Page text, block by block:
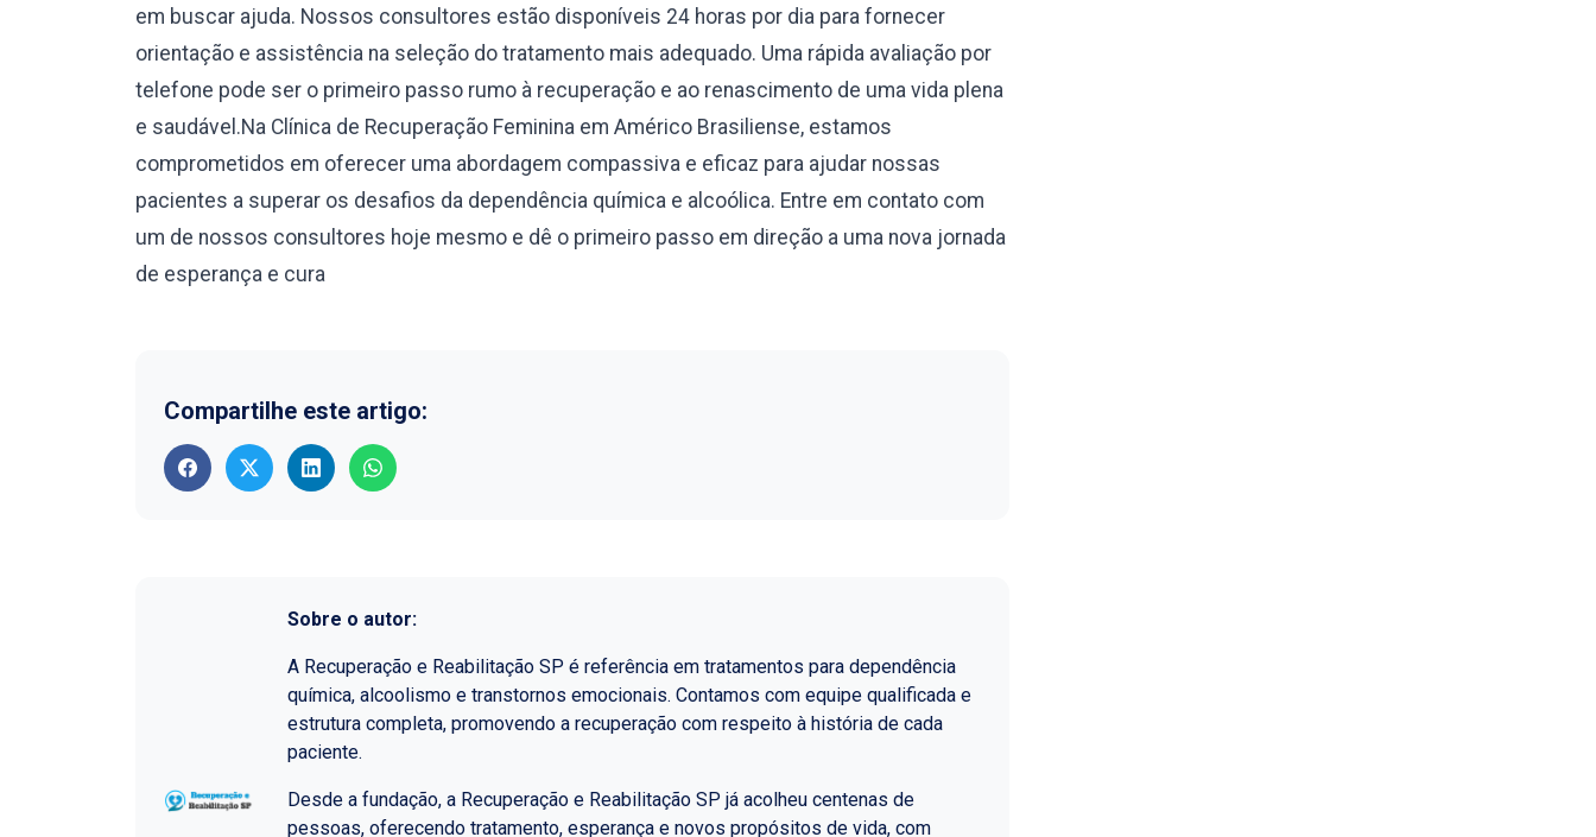
em buscar ajuda. Nossos consultores estão disponíveis 24 horas por dia para fornecer
orientação e assistência na seleção do tratamento mais adequado. Uma rápida avaliação por
telefone pode ser o primeiro passo rumo à recuperação e ao renascimento de uma vida plena
e saudável.Na Clínica de Recuperação Feminina em Américo Brasiliense, estamos
comprometidos em oferecer uma abordagem compassiva e eficaz para ajudar nossas
pacientes a superar os desafios da dependência química e alcoólica. Entre em contato com
um de nossos consultores hoje mesmo e dê o primeiro passo em direção a uma nova jornada
de esperança e cura
Compartilhe este artigo:
Sobre o autor:
A Recuperação e Reabilitação SP é referência em tratamentos para dependência
química, alcoolismo e transtornos emocionais. Contamos com equipe qualificada e
estrutura completa, promovendo a recuperação com respeito à história de cada
paciente.
Desde a fundação, a Recuperação e Reabilitação SP já acolheu centenas de
pessoas, oferecendo tratamento, esperança e novos propósitos de vida, com